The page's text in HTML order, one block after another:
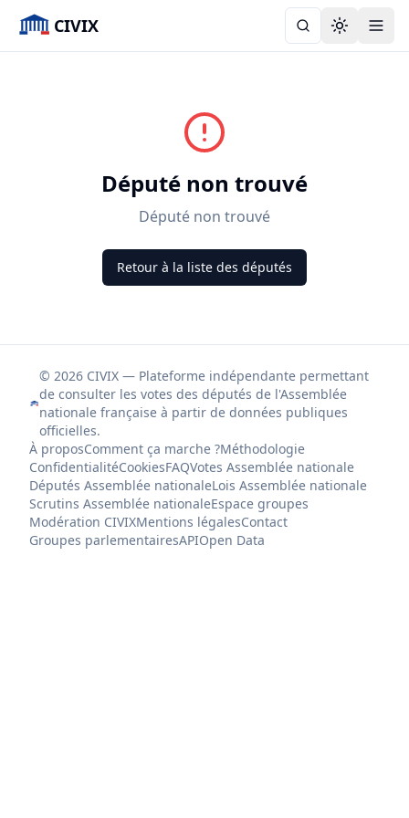
CIVIX Toggle
Député non trouvé
Député non trouvé
Retour à la liste des députés
© 2026 CIVIX — Plateforme indépendante permettant
de consulter les votes des députés de l'Assemblée
nationale française à partir de données publiques
officielles.
À proposComment ça marche ?Méthodologie
ConfidentialitéCookiesFAQVotes Assemblée nationale
Députés Assemblée nationaleLois Assemblée nationale
Scrutins Assemblée nationaleEspace groupes
Modération CIVIXMentions légalesContact
Groupes parlementairesAPIOpen Data